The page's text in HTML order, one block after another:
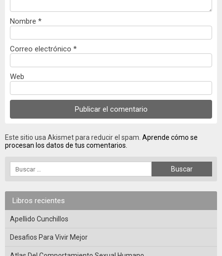
Nombre *
Correo electrónico *
Web
Este sitio usa Akismet para reducir el spam. Aprende cómo se
procesan los datos de tus comentarios.
Libros recientes
Apellido Cunchillos
Desafios Para Vivir Mejor